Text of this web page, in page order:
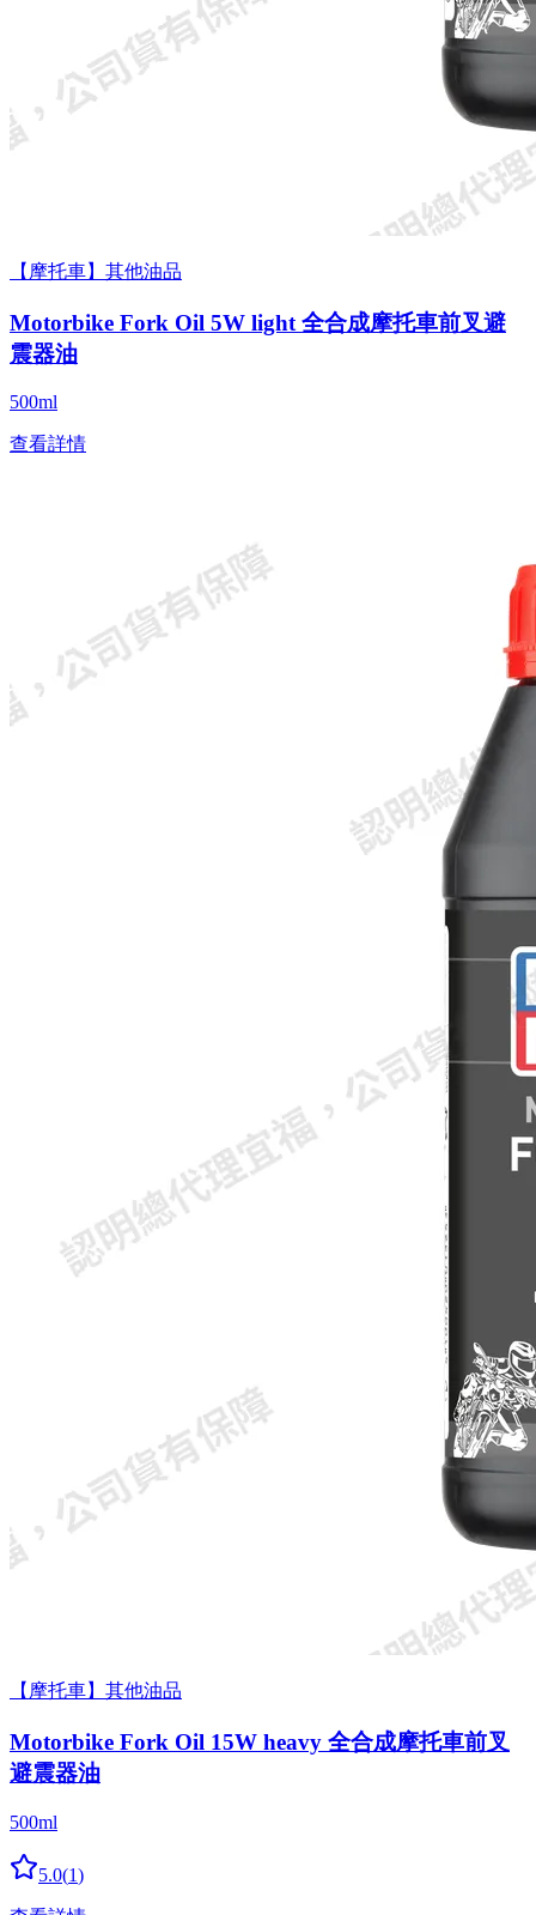
【摩托車】其他油品
Motorbike Fork Oil 5W light 全合成摩托車前叉避
震器油
500ml
查看詳情
【摩托車】其他油品
Motorbike Fork Oil 15W heavy 全合成摩托車前叉
避震器油
500ml
5.0(1)